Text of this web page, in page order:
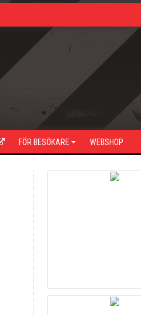
FÖR BESÖKARE WEBSHOP